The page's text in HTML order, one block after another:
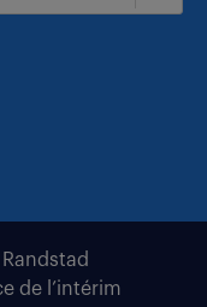
de l’intérim